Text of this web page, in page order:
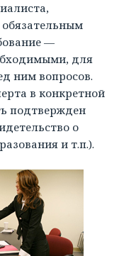
—
для
ним вопросов.
в конкретной
подтвержден
о
и т.п.).